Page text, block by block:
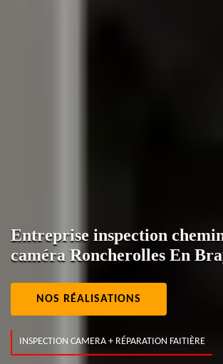
Entreprise inspection
caméra Roncherolles En
NOS RÉALISATIONS
INSPECTION CAMERA + RÉPARATION FAITIÈRE